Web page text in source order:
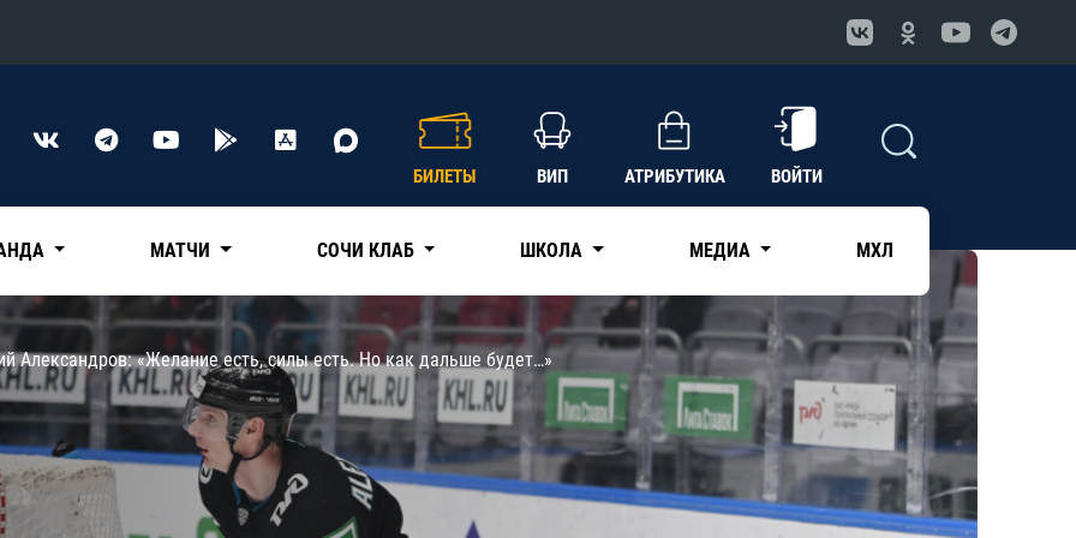
Конференция «Восток»
Нефтехимик
Трактор
Дивизион Чернышева
Авангард
Адмирал
КХЛ
БИЛЕТЫ ВИП АТРИБУТИКА ВОЙТИ
МАТЧИ СОЧИ КЛАБ ШКОЛА МЕДИА МХЛ
Александров: «Желание есть, силы есть. Но как дальше будет…»